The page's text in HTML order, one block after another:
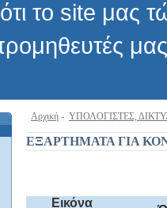
Αρχική - ΥΠΟΛΟΓΙΣΤΕΣ,
ΕΞΑΡΤΗΜΑΤΑ ΓΙΑ
Εικόνα